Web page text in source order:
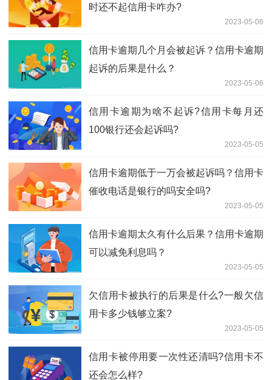
时还不起信用卡咋办?
2023-05-06
信用卡逾期几个月会被起诉？信用卡逾期
起诉的后果是什么？
2023-05-06
信用卡逾期为啥不起诉?信用卡每月还
100银行还会起诉吗?
2023-05-05
信用卡逾期低于一万会被起诉吗？信用卡
催收电话是银行的吗安全吗?
2023-05-05
信用卡逾期太久有什么后果？信用卡逾期
可以减免利息吗？
2023-05-05
欠信用卡被执行的后果是什么?一般欠信
用卡多少钱够立案?
2023-05-05
信用卡被停用要一次性还清吗?信用卡不
还会怎么样?